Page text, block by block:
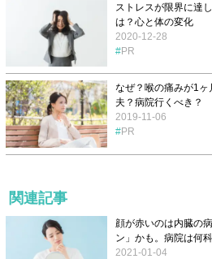
ストレスが限界に達
は？心と体の変化
2020-12-28
PR
なぜ？喉の痛みが1
夫？病院行くべき？
2019-11-06
PR
関連記事
顔が赤いのは内臓の
ン」かも。病院は何
2021-01-04